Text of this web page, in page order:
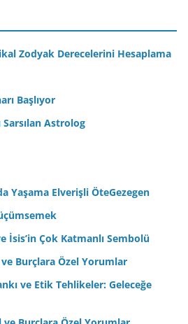
Zodyak Derecelerini Hesaplama
Başlıyor
Astrolog
Yaşama Elverişli ÖteGezegen
İsis’in Çok Katmanlı Sembolü
Burçlara Özel Yorumlar
ve Etik Tehlikeler: Geleceğe